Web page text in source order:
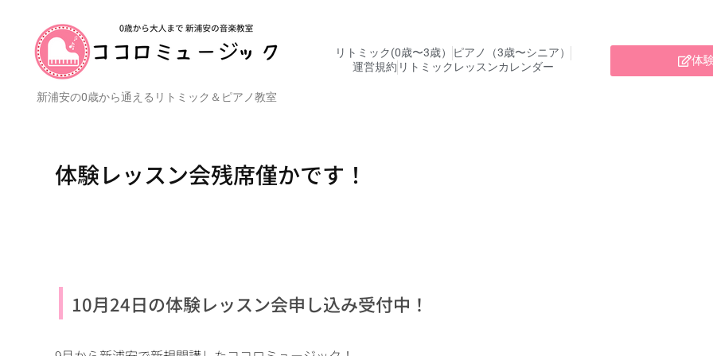
新浦安の0歳から通えるリトミック＆ピアノ教室
リトミック(0歳〜3歳）
ピアノ（3歳〜シニア）
運営規約 リトミックレッスンカレンダー 体
体験レッスン会残席僅かです！
10月24日の体験レッスン会申し込み受付中！